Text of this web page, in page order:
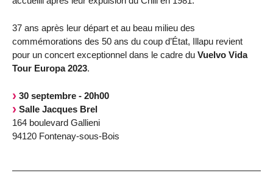
37 ans après leur départ et au beau milieu des
commémorations des 50 ans du coup d’État, Illapu revient
pour un concert exceptionnel dans le cadre du Vuelvo Vida
Tour Europa 2023.
30 septembre - 20h00
Salle Jacques Brel
164 boulevard Gallieni
94120 Fontenay-sous-Bois